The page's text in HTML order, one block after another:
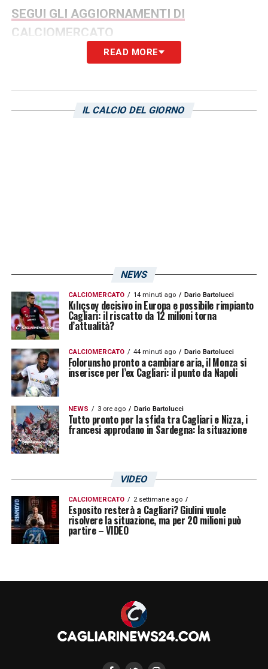
SEGUI GLI AGGIORNAMENTI DI
CALCIOMERCATO
READ MORE
IL CALCIO DEL GIORNO
NEWS
CALCIOMERCATO 14 minuti ago Dario Bartolucci
Kılıçsoy decisivo in Europa e possibile rimpianto
Cagliari: il riscatto da 12 milioni torna
d’attualità?
CALCIOMERCATO 44 minuti ago Dario Bartolucci
Folorunsho pronto a cambiare aria, il Monza si
inserisce per l’ex Cagliari: il punto da Napoli
NEWS 3 ore ago Dario Bartolucci
Tutto pronto per la sfida tra Cagliari e Nizza, i
francesi approdano in Sardegna: la situazione
VIDEO
CALCIOMERCATO 2 settimane ago
Esposito resterà a Cagliari? Giulini vuole
risolvere la situazione, ma per 20 milioni può
partire – VIDEO